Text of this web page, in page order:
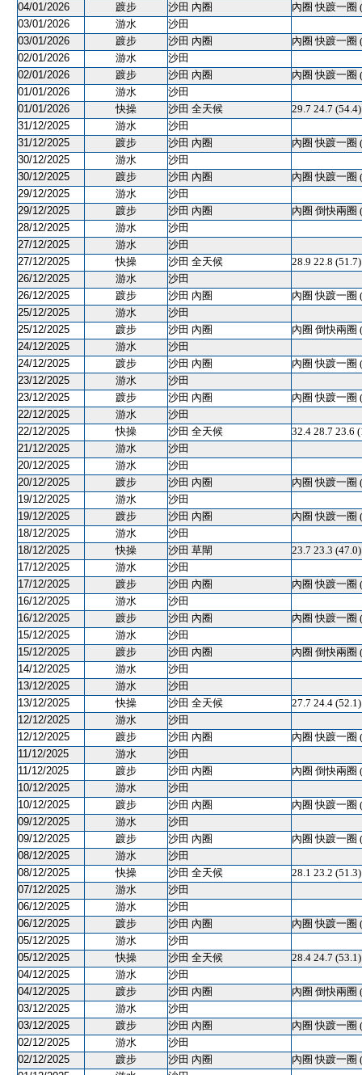
04/01/2026
踱步 沙田 內圈
內圈 快踱一圈
03/01/2026
游水
沙田
03/01/2026
踱步 沙田 內圈
內圈 快踱一圈
02/01/2026
游水
沙田
02/01/2026
踱步 沙田 內圈
內圈 快踱一圈
01/01/2026
游水
沙田
01/01/2026
快操 沙田 全天候
29.7 24.7
31/12/2025
游水
沙田
31/12/2025
踱步 沙田 內圈
內圈 快踱一圈
30/12/2025
游水
沙田
30/12/2025
踱步 沙田 內圈
內圈 快踱一圈
29/12/2025
游水
沙田
29/12/2025
踱步 沙田 內圈
內圈 倒快兩圈
28/12/2025
游水
沙田
27/12/2025
游水
沙田
27/12/2025
快操 沙田 全天候
28.9 22.8
26/12/2025
游水
沙田
26/12/2025
踱步 沙田 內圈
內圈 快踱一圈
25/12/2025
游水
沙田
25/12/2025
踱步 沙田 內圈
內圈 倒快兩圈
24/12/2025
游水
沙田
24/12/2025
踱步 沙田 內圈
內圈 快踱一圈
23/12/2025
游水
沙田
23/12/2025
踱步 沙田 內圈
內圈 快踱一圈
22/12/2025
游水
沙田
22/12/2025
快操 沙田 全天候
32.4 28.7 23.6
21/12/2025
游水
沙田
20/12/2025
游水
沙田
20/12/2025
踱步 沙田 內圈
內圈 快踱一圈
19/12/2025
游水
沙田
19/12/2025
踱步 沙田 內圈
內圈 快踱一圈
18/12/2025
游水
沙田
18/12/2025
快操 沙田 草閘
23.7 23.3
17/12/2025
游水
沙田
17/12/2025
踱步 沙田 內圈
內圈 快踱一圈
16/12/2025
游水
沙田
16/12/2025
踱步 沙田 內圈
內圈 快踱一圈
15/12/2025
游水
沙田
15/12/2025
踱步 沙田 內圈
內圈 倒快兩圈
14/12/2025
游水
沙田
13/12/2025
游水
沙田
13/12/2025
快操 沙田 全天候
27.7 24.4
12/12/2025
游水
沙田
12/12/2025
踱步 沙田 內圈
內圈 快踱一圈
11/12/2025
游水
沙田
11/12/2025
踱步 沙田 內圈
內圈 倒快兩圈
10/12/2025
游水
沙田
10/12/2025
踱步 沙田 內圈
內圈 快踱一圈
09/12/2025
游水
沙田
09/12/2025
踱步 沙田 內圈
內圈 快踱一圈
08/12/2025
游水
沙田
08/12/2025
快操 沙田 全天候
28.1 23.2
07/12/2025
游水
沙田
06/12/2025
游水
沙田
06/12/2025
踱步 沙田 內圈
內圈 快踱一圈
05/12/2025
游水
沙田
05/12/2025
快操 沙田 全天候
28.4 24.7
04/12/2025
游水
沙田
04/12/2025
踱步 沙田 內圈
內圈 倒快兩圈
03/12/2025
游水
沙田
03/12/2025
踱步 沙田 內圈
內圈 快踱一圈
02/12/2025
游水
沙田
02/12/2025
踱步 沙田 內圈
內圈 快踱一圈